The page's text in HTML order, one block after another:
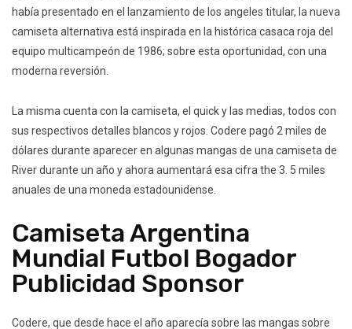
había presentado en el lanzamiento de los angeles titular, la nueva
camiseta alternativa está inspirada en la histórica casaca roja del
equipo multicampeón de 1986; sobre esta oportunidad, con una
moderna reversión.
La misma cuenta con la camiseta, el quick y las medias, todos con
sus respectivos detalles blancos y rojos. Codere pagó 2 miles de
dólares durante aparecer en algunas mangas de una camiseta de
River durante un año y ahora aumentará esa cifra the 3. 5 miles
anuales de una moneda estadounidense.
Camiseta Argentina
Mundial Futbol Bogador
Publicidad Sponsor
Codere, que desde hace el año aparecía sobre las mangas sobre